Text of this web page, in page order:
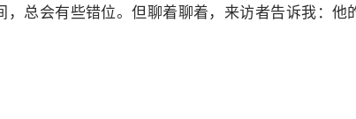
会有些错位。但聊着聊着，来访者告诉我：他